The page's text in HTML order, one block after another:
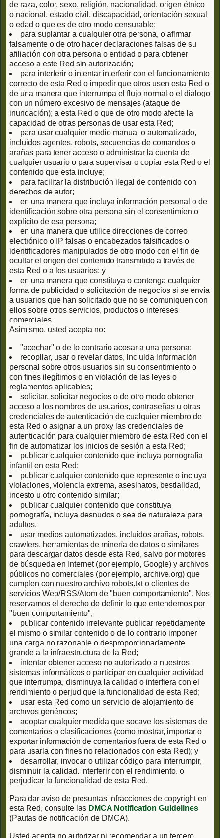
de raza, color, sexo, religión, nacionalidad, origen étnico
o nacional, estado civil, discapacidad, orientación sexual
o edad o que es de otro modo censurable;
para suplantar a cualquier otra persona, o afirmar
falsamente o de otro hacer declaraciones falsas de su
afiliación con otra persona o entidad o para obtener
acceso a este Red sin autorización;
para interferir o intentar interferir con el funcionamiento
correcto de esta Red o impedir que otros usen esta Red o
de una manera que interrumpa el flujo normal o el diálogo
con un número excesivo de mensajes (ataque de
inundación); a esta Red o que de otro modo afecte la
capacidad de otras personas de usar esta Red;
para usar cualquier medio manual o automatizado,
incluidos agentes, robots, secuencias de comandos o
arañas para tener acceso o administrar la cuenta de
cualquier usuario o para supervisar o copiar esta Red o el
contenido que esta incluye;
para facilitar la distribución ilegal de contenido con
derechos de autor;
en una manera que incluya información personal o de
identificación sobre otra persona sin el consentimiento
explícito de esa persona;
en una manera que utilice direcciones de correo
electrónico o IP falsas o encabezados falsificados o
identificadores manipulados de otro modo con el fin de
ocultar el origen del contenido transmitido a través de
esta Red o a los usuarios; y
en una manera que constituya o contenga cualquier
forma de publicidad o solicitación de negocios si se envía
a usuarios que han solicitado que no se comuniquen con
ellos sobre otros servicios, productos o intereses
comerciales.
Asimismo, usted acepta no:
"acechar" o de lo contrario acosar a una persona;
recopilar, usar o revelar datos, incluida información
personal sobre otros usuarios sin su consentimiento o
con fines ilegítimos o en violación de las leyes o
reglamentos aplicables;
solicitar, solicitar negocios o de otro modo obtener
acceso a los nombres de usuarios, contraseñas u otras
credenciales de autenticación de cualquier miembro de
esta Red o asignar a un proxy las credenciales de
autenticación para cualquier miembro de esta Red con el
fin de automatizar los inicios de sesión a esta Red;
publicar cualquier contenido que incluya pornografía
infantil en esta Red;
publicar cualquier contenido que represente o incluya
violaciones, violencia extrema, asesinatos, bestialidad,
incesto u otro contenido similar;
publicar cualquier contenido que constituya
pornografía, incluya desnudos o sea de naturaleza para
adultos.
usar medios automatizados, incluidos arañas, robots,
crawlers, herramientas de minería de datos o similares
para descargar datos desde esta Red, salvo por motores
de búsqueda en Internet (por ejemplo, Google) y archivos
públicos no comerciales (por ejemplo, archive.org) que
cumplen con nuestro archivo robots.txt o clientes de
servicios Web/RSS/Atom de "buen comportamiento". Nos
reservamos el derecho de definir lo que entendemos por
"buen comportamiento";
publicar contenido irrelevante publicar repetidamente
el mismo o similar contenido o de lo contrario imponer
una carga no razonable o desproporcionadamente
grande a la infraestructura de la Red;
intentar obtener acceso no autorizado a nuestros
sistemas informáticos o participar en cualquier actividad
que interrumpa, disminuya la calidad o interfiera con el
rendimiento o perjudique la funcionalidad de esta Red;
usar esta Red como un servicio de alojamiento de
archivos genéricos;
adoptar cualquier medida que socave los sistemas de
comentarios o clasificaciones (como mostrar, importar o
exportar información de comentarios fuera de esta Red o
para usarla con fines no relacionados con esta Red); y
desarrollar, invocar o utilizar código para interrumpir,
disminuir la calidad, interferir con el rendimiento, o
perjudicar la funcionalidad de esta Red.
Para dar aviso de presuntas infracciones de copyright en
esta Red, consulte las DMCA Notification Guidelines
(Pautas de notificación de DMCA).
Usted acepta no autorizar ni recomendar a un tercero